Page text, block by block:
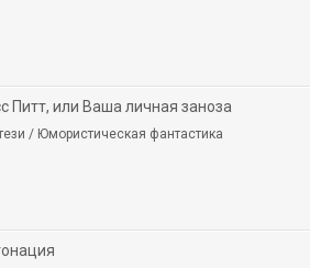
Питт, или Ваша личная заноза
/ Юмористическая фантастика